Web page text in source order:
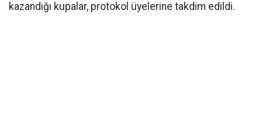
kazandığı kupalar, protokol üyelerine takdim edildi.